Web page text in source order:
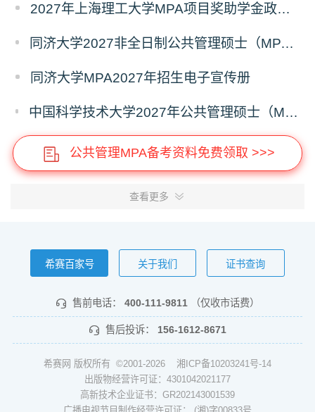
2027年上海理工大学MPA项目奖助学金政策发布
同济大学2027非全日制公共管理硕士（MPA）奖学金方案
同济大学MPA2027年招生电子宣传册
中国科学技术大学2027年公共管理硕士（MPA）专业学位研究生招生通知
公共管理MPA备考资料免费领取 >>>
查看更多
希赛百家号 关于我们 证书查询
售前电话： 400-111-9811 （仅收市话费）
售后投诉： 156-1612-8671
希赛网 版权所有 ©2001-2026 湘ICP备10203241号-14
出版物经营许可证：4301042021177
高新技术企业证书：GR202143001539